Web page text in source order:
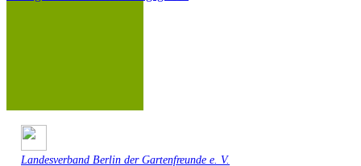
Landesverband Berlin der Gartenfreunde e. V.